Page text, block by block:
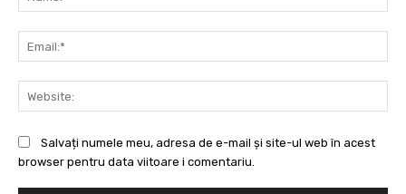
Salvați numele meu, adresa de e-mail și site-ul web în acest
browser pentru data viitoare i comentariu.